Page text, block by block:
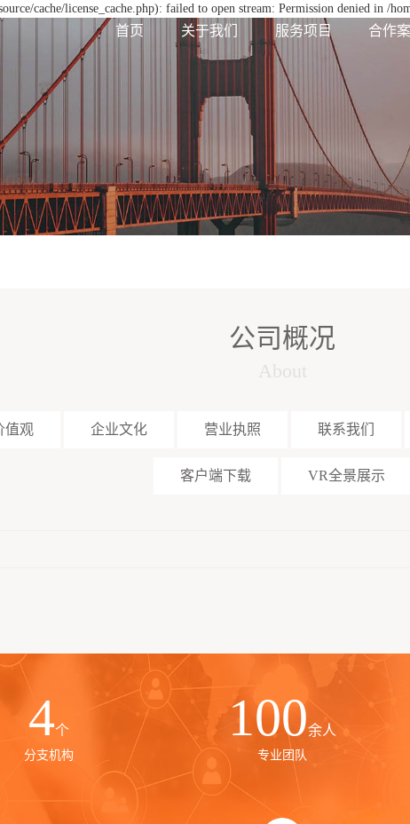
cache/license_cache.php): failed to open stream: Permission denied in /
首页 关于我们 服务项目 合作
公司概况
值观 企业文化 营业执照 联系我们
客户端下载 VR全景展示
4个
分支机构
100余人
专业团队